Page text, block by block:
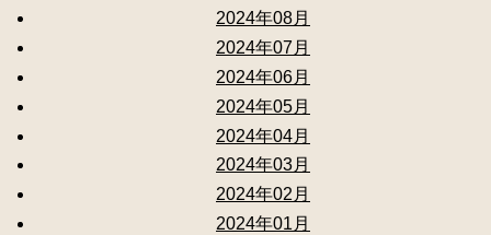
2024年08月
2024年07月
2024年06月
2024年05月
2024年04月
2024年03月
2024年02月
2024年01月